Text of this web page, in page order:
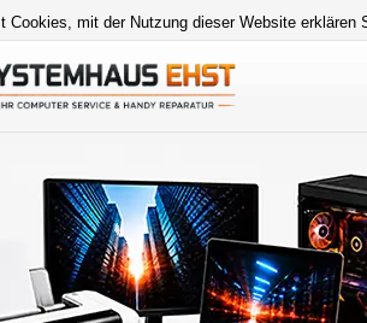
Cookies, mit der Nutzung dieser Website